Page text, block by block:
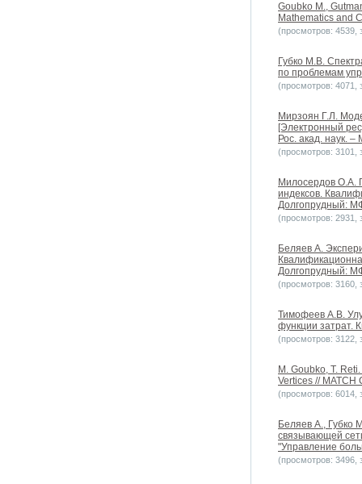
Goubko M.,
Mathematics and
(просмотров: 4539,
Губко М.В.
по проблемам
(просмотров: 4071,
Мирзоян Г.Л.
[Электронный
Рос. акад. наук.
(просмотров: 3101,
Милосердов О.А.
индексов.
Долгопрудный:
(просмотров: 2931,
Беляев А.
Долгопрудный:
(просмотров: 3160,
Тимофеев А.В.
функции затрат.
(просмотров: 3122,
M. Goubko, T.
Vertices // MATCH
(просмотров: 6014,
Беляев А., Губко
связывающей
"Управление
(просмотров: 3496,